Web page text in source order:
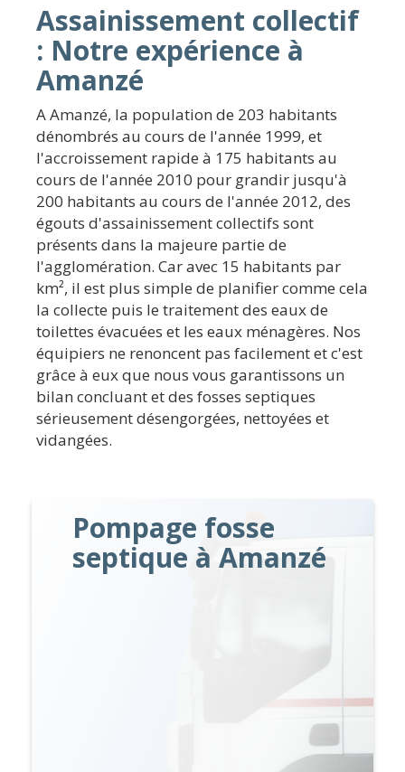
Assainissement collectif
: Notre expérience à
Amanzé
A Amanzé, la population de 203 habitants
dénombrés au cours de l'année 1999, et
l'accroissement rapide à 175 habitants au
cours de l'année 2010 pour grandir jusqu'à
200 habitants au cours de l'année 2012, des
égouts d'assainissement collectifs sont
présents dans la majeure partie de
l'agglomération. Car avec 15 habitants par
km², il est plus simple de planifier comme cela
la collecte puis le traitement des eaux de
toilettes évacuées et les eaux ménagères. Nos
équipiers ne renoncent pas facilement et c'est
grâce à eux que nous vous garantissons un
bilan concluant et des fosses septiques
sérieusement désengorgées, nettoyées et
vidangées.
Pompage fosse
septique à Amanzé